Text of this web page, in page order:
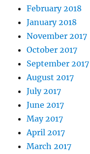
February 2018
January 2018
November 2017
October 2017
September 2017
August 2017
July 2017
June 2017
May 2017
April 2017
March 2017